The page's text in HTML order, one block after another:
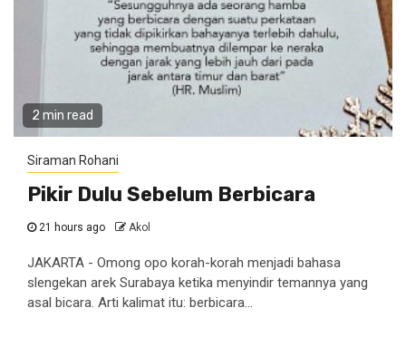
2 min read
Siraman Rohani
Pikir Dulu Sebelum Berbicara
21 hours ago Akol
JAKARTA - Omong opo korah-korah menjadi bahasa
slengekan arek Surabaya ketika menyindir temannya yang
asal bicara. Arti kalimat itu: berbicara...